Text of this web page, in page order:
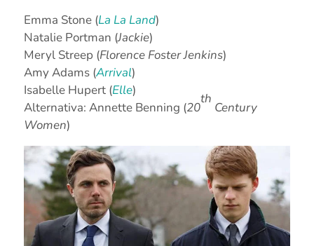
Emma Stone (La La Land)
Natalie Portman (Jackie)
Meryl Streep (Florence Foster Jenkins)
Amy Adams (Arrival)
Isabelle Hupert (Elle)
Alternativa: Annette Benning (20
th
Century
Women)